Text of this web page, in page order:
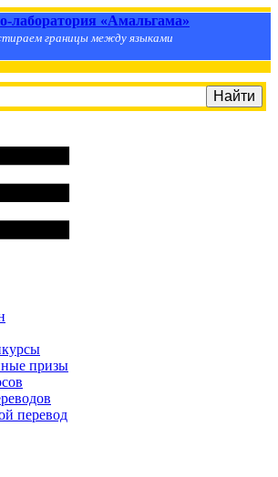
лаборатория «Амальгама»
границы между языками
призы
перевод